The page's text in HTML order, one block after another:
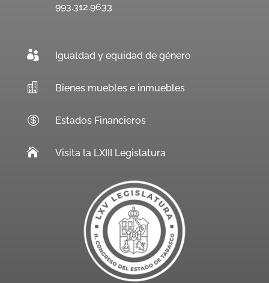
993.312.9633
 Igualdad y equidad de género
 Bienes muebles e inmuebles
 Estados Financieros
 Visita la LXIII Legislatura